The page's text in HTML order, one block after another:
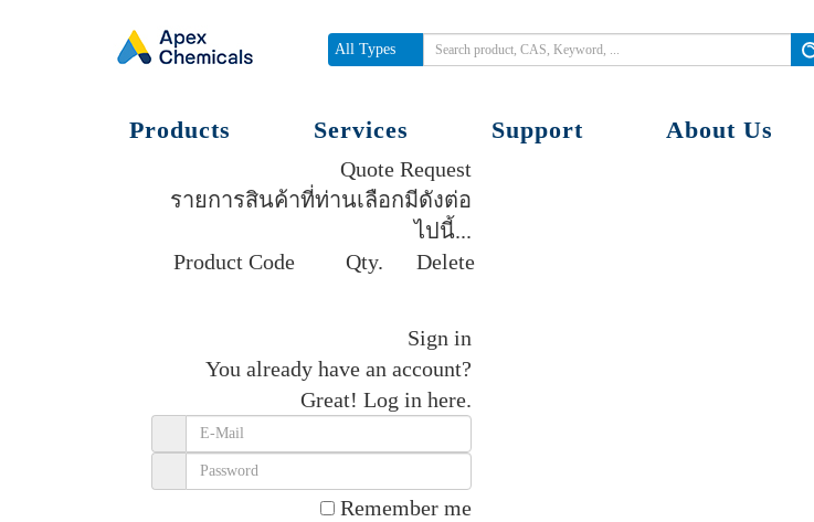
All Types
Products Services Support About Us
Quote Request
รายการสินค้าที่ท่านเลือกมีดังต่อ
ไปนี้...
Product Code
Qty. Delete
Sign in
You already have an account?
Great! Log in here.
Remember me